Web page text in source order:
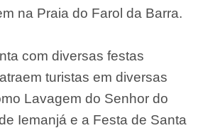
na Praia do Farol da Barra.
com diversas festas
turistas em diversas
Lavagem do Senhor do
Iemanjá e a Festa de Santa